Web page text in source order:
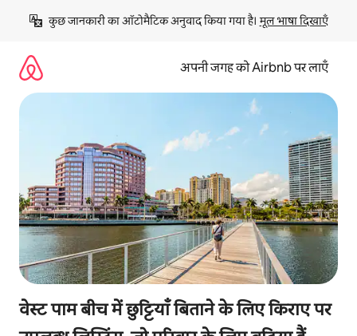
छोड़कर
कॉन्टेंट
कुछ जानकारी का ऑटोमैटिक अनुवाद किया गया है। मूल भाषा दिखाएँ
अपनी जगह को Airbnb पर लाएँ
वेस्ट पाम बीच में छुट्टियाँ बिताने के लिए किराए पर